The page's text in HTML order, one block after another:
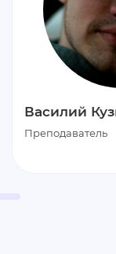
Василий
Преподаватель